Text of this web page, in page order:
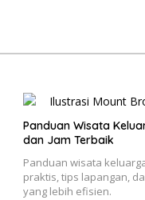
Panduan Wisata
dan Jam Terbaik
Panduan wisata
praktis, tips lapangan,
yang lebih efisien.